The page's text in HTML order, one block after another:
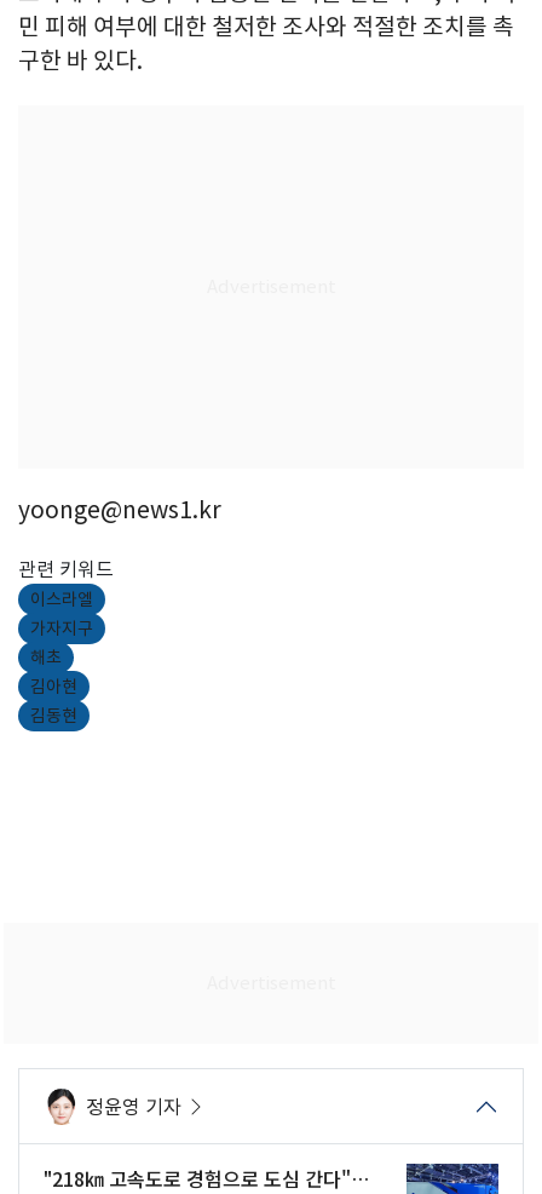
민 피해 여부에 대한 철저한 조사와 적절한 조치를 촉
구한 바 있다.
yoonge@news1.kr
관련 키워드
이스라엘
가자지구
해초
김아현
김동현
정윤영 기자
"218㎞ 고속도로 경험으로 도심 간다"…